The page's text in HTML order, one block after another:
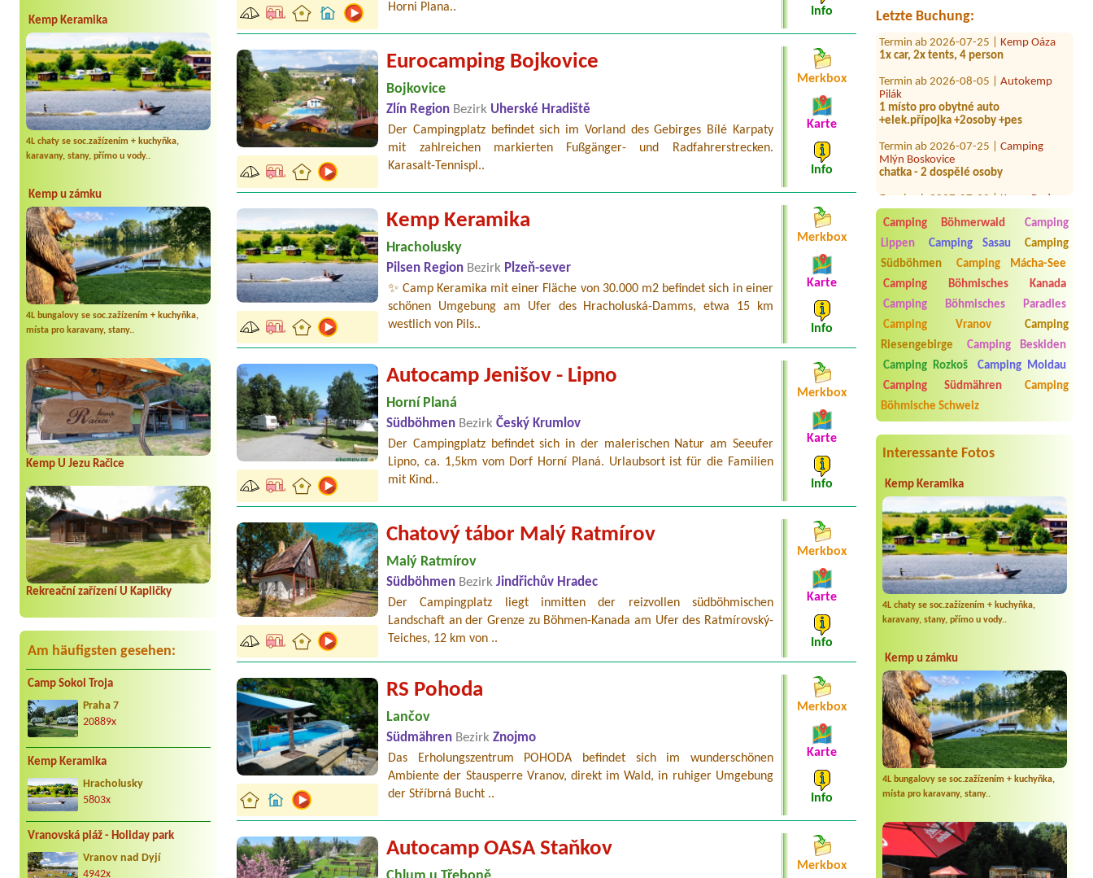
Kemp Keramika
4L chaty se soc.zažízením + kuchyňka,
karavany, stany, přímo u vody..
Kemp u zámku
4L bungalovy se soc.zažízením + kuchyňka,
místa pro karavany, stany..
Kemp U Jezu Račice
Rekreační zařízení U Kapličky
Am häufigsten gesehen:
Camp Sokol Troja
Praha 7
20889x
Kemp Keramika
Hracholusky
5803x
Vranovská pláž - Holiday park
Vranov nad Dyjí
4942x
Letzte Buchung:
1x car, 2x tents, 4 person
Pilák
1 místo pro obytné auto
+elek.přípojka +2osoby +pes
Mlýn Boskovice
chatka - 2 dospělé osoby
hrází
5x 4L (20 osob)
Termin ab 2026-08-17 |Kemp Oáza
1x place for larg tent, with el., 2
adults and 2 children (7 and 9 years
old), no pets
Termin ab 2026-08-18 |Autokemp
1Dvě chatky u sebe ,každá pro 4
osoby
Termin ab 2026-08-17 |Camping
Jiskra Harrachov
Termin ab 2026-08-07 |
Zátiší
1 chatka 4L
Camping Böhmerwald
Camping
Lippen
Camping Sasau
Camping
Südböhmen
Camping Mácha-See
Camping Böhmisches Kanada
Camping Böhmisches Paradies
Camping Vranov
Camping
Riesengebirge
Camping Beskiden
Camping Rozkoš
Camping Moldau
Camping Südmähren
Camping
Böhmische Schweiz
Interessante Fotos
Kemp Keramika
4L chaty se soc.zažízením + kuchyňka,
karavany, stany, přímo u vody..
Kemp u zámku
4L bungalovy se soc.zažízením + kuchyňka,
místa pro karavany, stany..
Horni Plana..
Info
Eurocamping Bojkovice
Bojkovice
Zlín Region Bezirk Uherské Hradiště
Der Campingplatz befindet sich im Vorland des Gebirges Bílé Karpaty
mit zahlreichen markierten Fußgänger- und Radfahrerstrecken.
Karasalt-Tennispl..
Merkbox
Karte
Info
Kemp Keramika
Hracholusky
Pilsen Region Bezirk Plzeň-sever
✨ Camp Keramika mit einer Fläche von 30.000 m2 befindet sich in einer
schönen Umgebung am Ufer des Hracholuská-Damms, etwa 15 km
westlich von Pils..
Merkbox
Karte
Info
Autocamp Jenišov - Lipno
Horní Planá
Südböhmen Bezirk Český Krumlov
Der Campingplatz befindet sich in der malerischen Natur am Seeufer
Lipno, ca. 1,5km vom Dorf Horní Planá. Urlaubsort ist für die Familien
mit Kind..
Merkbox
Karte
Info
Chatový tábor Malý Ratmírov
Malý Ratmírov
Südböhmen Bezirk Jindřichův Hradec
Der Campingplatz liegt inmitten der reizvollen südböhmischen
Landschaft an der Grenze zu Böhmen-Kanada am Ufer des Ratmírovský-
Teiches, 12 km von ..
Merkbox
Karte
Info
RS Pohoda
Lančov
Südmähren Bezirk Znojmo
Das Erholungszentrum POHODA befindet sich im wunderschönen
Ambiente der Stausperre Vranov, direkt im Wald, in ruhiger Umgebung
der Stříbrná Bucht ..
Merkbox
Karte
Info
Autocamp OASA Staňkov
Merkbox